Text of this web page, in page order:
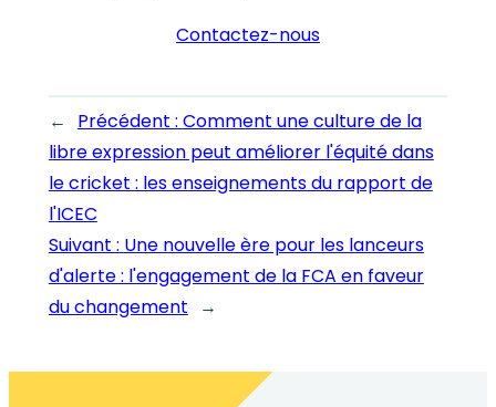
Contactez-nous
← Précédent : Comment une culture de la
libre expression peut améliorer l'équité dans
le cricket : les enseignements du rapport de
l'ICEC
Suivant : Une nouvelle ère pour les lanceurs
d'alerte : l'engagement de la FCA en faveur
du changement
→